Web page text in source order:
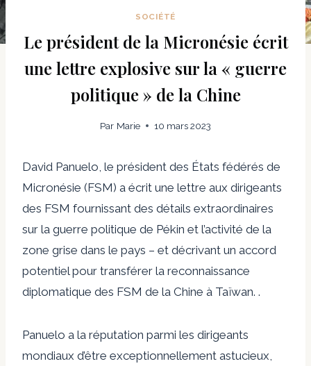
SOCIÉTÉ
Le président de la Micronésie écrit
une lettre explosive sur la « guerre
politique » de la Chine
Par Marie 10 mars 2023
David Panuelo, le président des États fédérés de
Micronésie (FSM) a écrit une lettre aux dirigeants
des FSM fournissant des détails extraordinaires
sur la guerre politique de Pékin et l’activité de la
zone grise dans le pays – et décrivant un accord
potentiel pour transférer la reconnaissance
diplomatique des FSM de la Chine à Taïwan. .
Panuelo a la réputation parmi les dirigeants
mondiaux d’être exceptionnellement astucieux,